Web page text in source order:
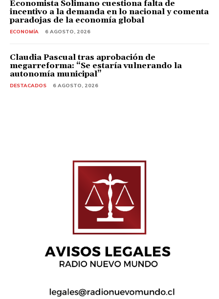
Economista Solimano cuestiona falta de
incentivo a la demanda en lo nacional y comenta
paradojas de la economía global
ECONOMÍA 6 AGOSTO, 2026
Claudia Pascual tras aprobación de
megarreforma: “Se estaría vulnerando la
autonomía municipal”
DESTACADOS 6 AGOSTO, 2026